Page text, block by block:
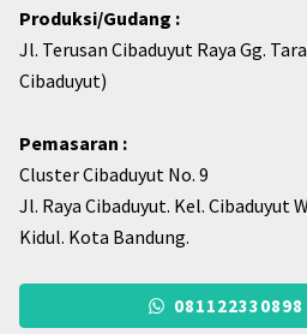
Produksi/Gudang :
Jl. Terusan Cibaduyut Raya Gg.
Cibaduyut)
Pemasaran :
Cluster Cibaduyut No. 9
Jl. Raya Cibaduyut. Kel. Cibaduyut
Kidul. Kota Bandung.
081122330898